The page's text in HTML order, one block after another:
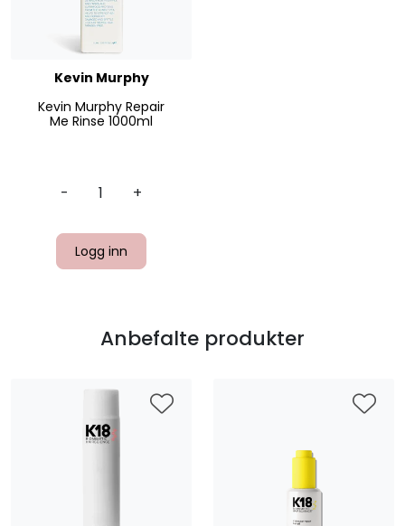
Kevin Murphy
Kevin Murphy Repair
Me Rinse 1000ml
- +
Logg inn
Anbefalte produkter